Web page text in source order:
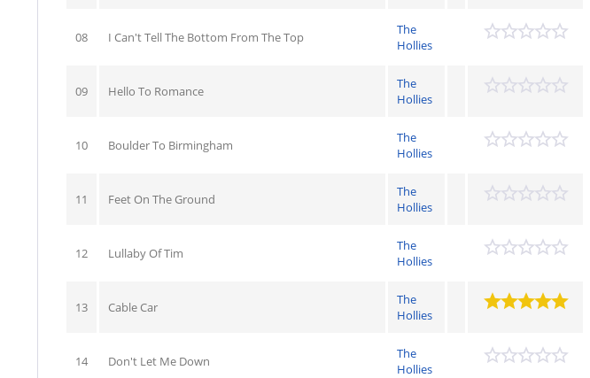
08 I Can't Tell The Bottom From The Top
The
Hollies
09 Hello To Romance
The
Hollies
10 Boulder To Birmingham
The
Hollies
11 Feet On The Ground
The
Hollies
12 Lullaby Of Tim
The
Hollies
13 Cable Car
The
Hollies
14 Don't Let Me Down
The
Hollies